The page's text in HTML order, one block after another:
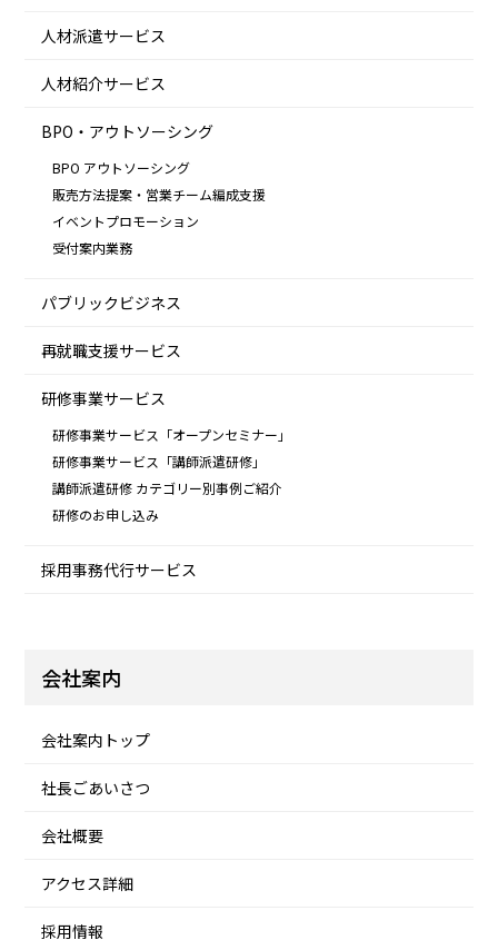
人材派遣サービス
人材紹介サービス
BPO・アウトソーシング
BPO アウトソーシング
販売方法提案・営業チーム編成支援
イベントプロモーション
受付案内業務
パブリックビジネス
再就職支援サービス
研修事業サービス
研修事業サービス「オープンセミナー」
研修事業サービス「講師派遣研修」
講師派遣研修 カテゴリー別事例ご紹介
研修のお申し込み
採用事務代行サービス
会社案内
会社案内トップ
社長ごあいさつ
会社概要
アクセス詳細
採用情報